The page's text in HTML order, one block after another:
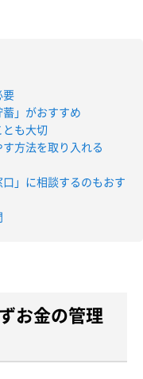
要
」がおすすめ
も大切
方法を取り入れる
」に相談するのもおす
お金の管理